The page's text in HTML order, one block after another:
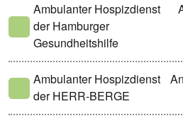
Ambulanter Hospizdienst
der Hamburger
Gesundheitshilfe
Ambulanter Hospizdienst
der HERR-BERGE